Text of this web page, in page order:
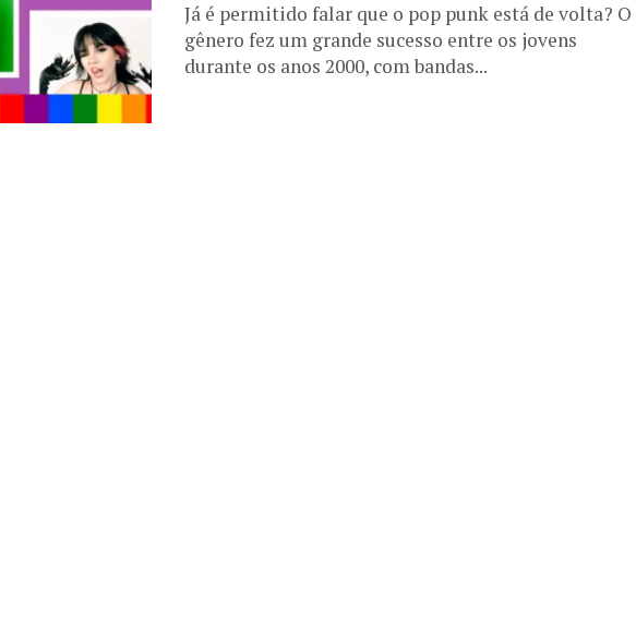
Já é permitido falar que o pop punk está de volta? O
gênero fez um grande sucesso entre os jovens
durante os anos 2000, com bandas...